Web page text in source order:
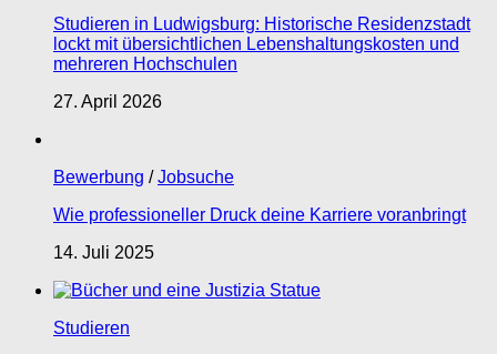
Studieren in Ludwigsburg: Historische Residenzstadt
lockt mit übersichtlichen Lebenshaltungskosten und
mehreren Hochschulen
27. April 2026
Bewerbung /Jobsuche
Wie professioneller Druck deine Karriere voranbringt
14. Juli 2025
Studieren